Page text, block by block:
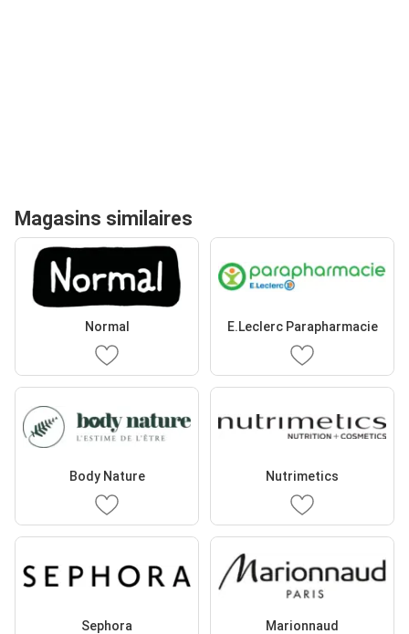
Magasins similaires
Normal E.Leclerc Parapharmacie
Body Nature Nutrimetics
Sephora Marionnaud